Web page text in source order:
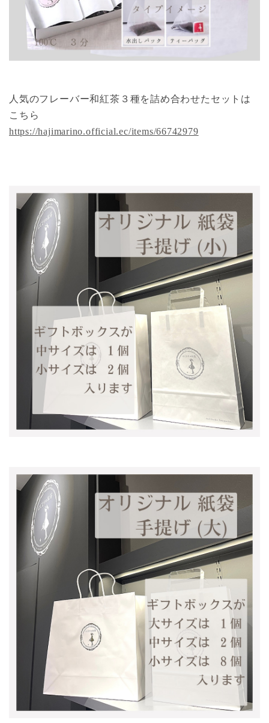
人気のフレーバー和紅茶３種を詰め合わせたセットは
こちら
https://hajimarino.official.ec/items/66742979